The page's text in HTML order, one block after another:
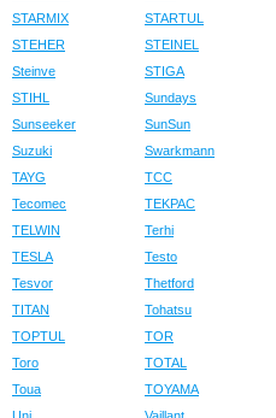
STARMIX
STARTUL
STEHER
STEINEL
Steinve
STIGA
STIHL
Sundays
Sunseeker
SunSun
Suzuki
Swarkmann
TAYG
TCC
Tecomec
TEKPAC
TELWIN
Terhi
TESLA
Testo
Tesvor
Thetford
TITAN
Tohatsu
TOPTUL
TOR
Toro
TOTAL
Toua
TOYAMA